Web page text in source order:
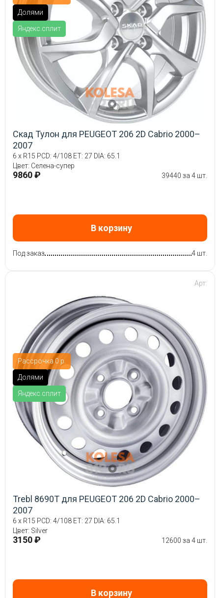
Долями
Яндекс.сплит
Скад Тулон для PEUGEOT 206 2D Cabrio 2000–
2007
6 x R15 PCD: 4/108 ET: 27 DIA: 65.1
Цвет: Селена-супер
9860 ₽ 39440 за 4 шт.
В корзину
Под заказ 4 шт.
Рассрочка 0 р.
Долями
Яндекс.сплит
Арт:
Trebl 8690T для PEUGEOT 206 2D Cabrio 2000–
2007
6 x R15 PCD: 4/108 ET: 27 DIA: 65.1
Цвет: Silver
3150 ₽ 12600 за 4 шт.
В корзину